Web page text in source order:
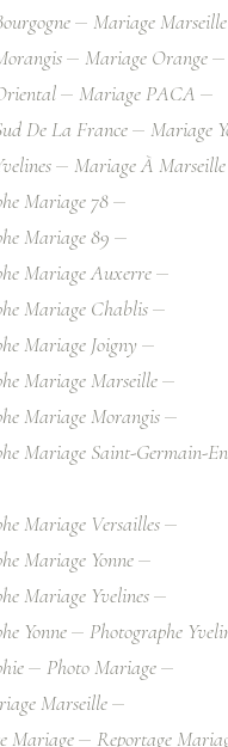
Mariage Marseille
Mariage Orange
Mariage PACA
De La France
Mariage
Mariage À Marseille
Mariage 78
Mariage 89
Mariage Auxerre
Mariage Chablis
Mariage Joigny
Mariage Marseille
Mariage Morangis
Mariage Saint-Germain-
Mariage Versailles
Mariage Yonne
Mariage Yvelines
Yonne
Photographe
Photo Mariage
Marseille
Mariage
Reportage